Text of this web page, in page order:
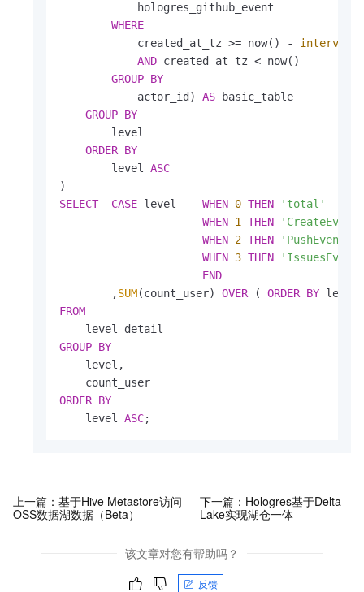
            hologres_github_event
WHERE
            created_at_tz
>= now() - interval
AND created_at_tz < now()
GROUP BY
            actor_id)
AS basic_table
GROUP BY
        level
ORDER BY
        level
ASC
SELECT
CASE level WHEN 0 THEN
'total'
WHEN 1 THEN
'CreateEvent'
WHEN 2 THEN
'PushEvent'
WHEN 3 THEN
'IssuesEvent'
END
        ,
SUM(count_user) OVER ( ORDER BY level
FROM
GROUP BY
    level,
ORDER BY
    level
ASC;
上一篇： 基于Hive Metastore访问
OSS数据湖数据（Beta）
下一篇： Hologres基于Delta
Lake实现湖仓一体
该文章对您有帮助吗？
反馈